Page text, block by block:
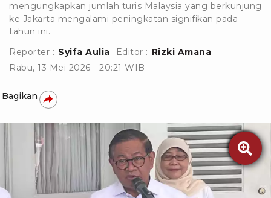
mengungkapkan jumlah turis Malaysia yang berkunjung
ke Jakarta mengalami peningkatan signifikan pada
tahun ini.
Reporter : Syifa Aulia Editor : Rizki Amana
Rabu, 13 Mei 2026 - 20:21 WIB
Bagikan
